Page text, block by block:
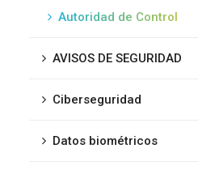
Autoridad de Control
AVISOS DE SEGURIDAD
Ciberseguridad
Datos biométricos